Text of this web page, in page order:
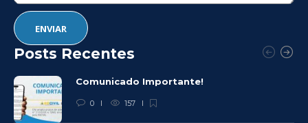
Posts Recentes
Comunicado Importante!
0 157